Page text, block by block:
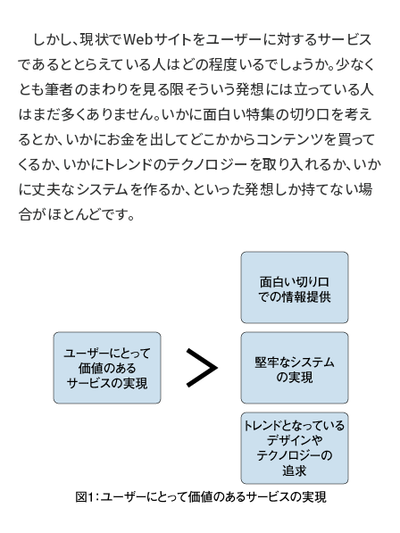
しかし、現状でWebサイトをユーザーに対するサービス
であるととらえている人はどの程度いるでしょうか。少なく
とも筆者のまわりを見る限そういう発想には立っている人
はまだ多くありません。いかに面白い特集の切り口を考え
るとか、いかにお金を出してどこかからコンテンツを買って
くるか、いかにトレンドのテクノロジーを取り入れるか、いか
に丈夫なシステムを作るか、といった発想しか持てない場
合がほとんどです。